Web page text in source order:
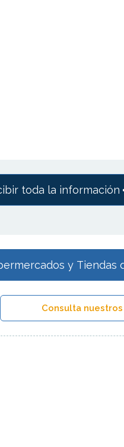
toda la información
y Tiendas
Consulta